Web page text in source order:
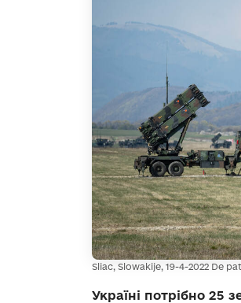
Sliac, Slowakije, 19-4-2022 De
Україні потрібно 25